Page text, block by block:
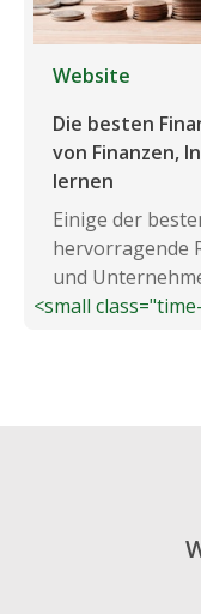
Website
Die besten
von Finanzen,
lernen
Einige der
hervorragende
und
<small